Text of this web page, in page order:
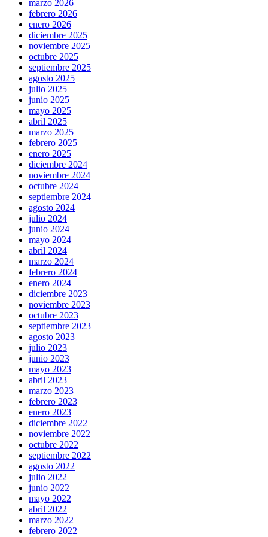
marzo 2026
febrero 2026
enero 2026
diciembre 2025
noviembre 2025
octubre 2025
septiembre 2025
agosto 2025
julio 2025
junio 2025
mayo 2025
abril 2025
marzo 2025
febrero 2025
enero 2025
diciembre 2024
noviembre 2024
octubre 2024
septiembre 2024
agosto 2024
julio 2024
junio 2024
mayo 2024
abril 2024
marzo 2024
febrero 2024
enero 2024
diciembre 2023
noviembre 2023
octubre 2023
septiembre 2023
agosto 2023
julio 2023
junio 2023
mayo 2023
abril 2023
marzo 2023
febrero 2023
enero 2023
diciembre 2022
noviembre 2022
octubre 2022
septiembre 2022
agosto 2022
julio 2022
junio 2022
mayo 2022
abril 2022
marzo 2022
febrero 2022